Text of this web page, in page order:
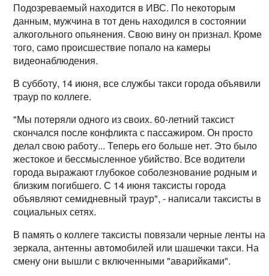
Подозреваемый находится в ИВС. По некоторым
данным, мужчина в тот день находился в состоянии
алкогольного опьянения. Свою вину он признал. Кроме
того, само происшествие попало на камеры
видеонаблюдения.
В субботу, 14 июня, все службы такси города объявили
траур по коллеге.
"Мы потеряли одного из своих. 60-летний таксист
скончался после конфликта с пассажиром. Он просто
делал свою работу... Теперь его больше нет. Это было
жестокое и бессмысленное убийство. Все водители
города выражают глубокое соболезнование родным и
близким погибшего. С 14 июня таксисты города
объявляют семидневный траур", - написали таксисты в
социальных сетях.
В память о коллеге таксисты повязали черные ленты на
зеркала, антенны автомобилей или шашечки такси. На
смену они вышли с включенными "аварийками".